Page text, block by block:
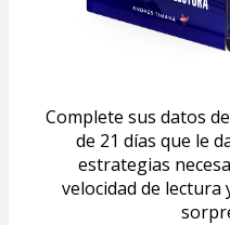
Complete sus datos
de 21 días que le
estrategias
velocidad de lectura